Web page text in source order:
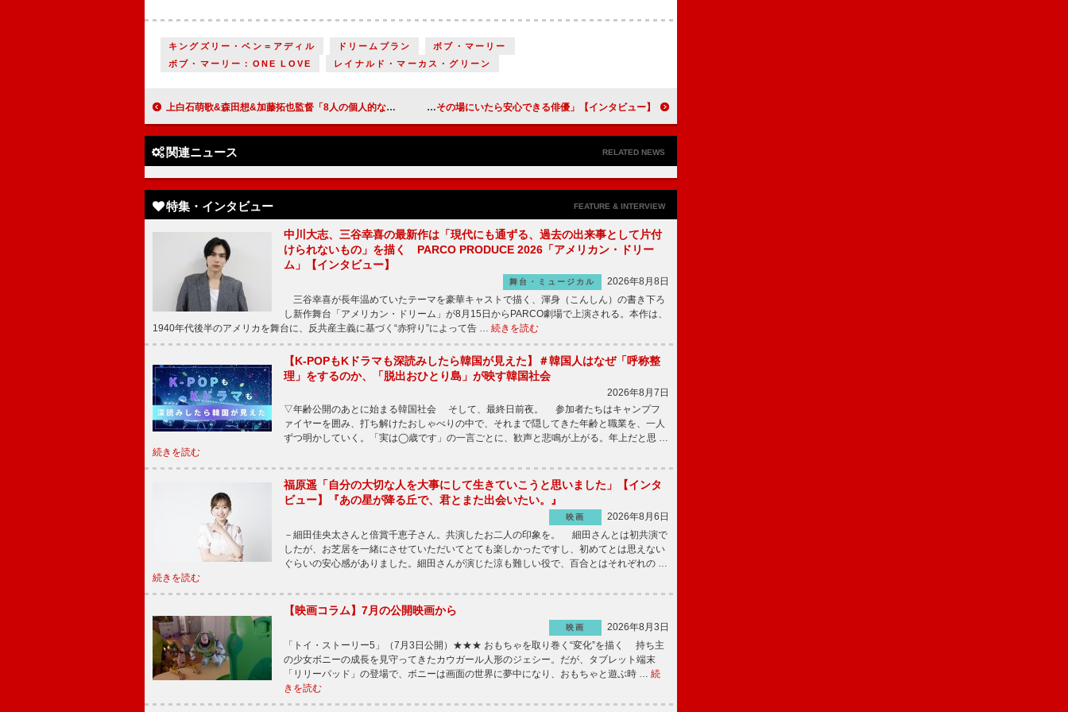
キングズリー・ベン＝アディル ドリームプラン
ボブ・マーリー
ボブ・マーリー：ONE LOVE
レイナルド・マーカス・グリーン
上白石萌歌&森田想&加藤拓也監督「8人の個人的なお話を楽しんでもらえたら」 ドラマ「滅相も無い」【インタビュー】 西銘駿、デビューから10年「まだ全然満足していない」 目標は「その場にいたら安心できる俳優」【インタビュー】
関連ニュース RELATED NEWS
特集・インタビュー FEATURE & INTERVIEW
中川大志、三谷幸喜の最新作は「現代にも通ずる、過去の出来事として片付
けられないもの」を描く PARCO PRODUCE 2026「アメリカン・ドリー
ム」【インタビュー】
舞台・ミュージカル
2026年8月8日
三谷幸喜が長年温めていたテーマを豪華キャストで描く、渾身（こんしん）の書き下ろ
し新作舞台「アメリカン・ドリーム」が8月15日からPARCO劇場で上演される。本作は、
1940年代後半のアメリカを舞台に、反共産主義に基づく“赤狩り”によって告 … 続きを読む
【K-POPもKドラマも深読みしたら韓国が見えた】＃韓国人はなぜ「呼称整
理」をするのか、「脱出おひとり島」が映す韓国社会
2026年8月7日
▽年齢公開のあとに始まる韓国社会 そして、最終日前夜。 参加者たちはキャンプフ
ァイヤーを囲み、打ち解けたおしゃべりの中で、それまで隠してきた年齢と職業を、一人
ずつ明かしていく。「実は◯歳です」の一言ごとに、歓声と悲鳴が上がる。年上だと思 …
続きを読む
福原遥「自分の大切な人を大事にして生きていこうと思いました」【インタ
ビュー】『あの星が降る丘で、君とまた出会いたい。』
映画
2026年8月6日
－細田佳央太さんと倍賞千恵子さん。共演したお二人の印象を。 細田さんとは初共演で
したが、お芝居を一緒にさせていただいてとても楽しかったですし、初めてとは思えない
ぐらいの安心感がありました。細田さんが演じた涼も難しい役で、百合とはそれぞれの …
続きを読む
【映画コラム】7月の公開映画から
映画
2026年8月3日
「トイ・ストーリー5」（7月3日公開）★★★ おもちゃを取り巻く“変化”を描く 持ち主
の少女ボニーの成長を見守ってきたカウガール人形のジェシー。だが、タブレット端末
「リリーパッド」の登場で、ボニーは画面の世界に夢中になり、おもちゃと遊ぶ時 … 続
きを読む